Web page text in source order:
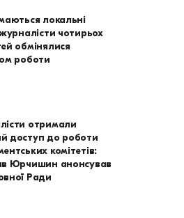
локальні
чотирьох
обмінялися
роботи
отримали
доступ до роботи
комітетів:
Юрчишин анонсував
Ради